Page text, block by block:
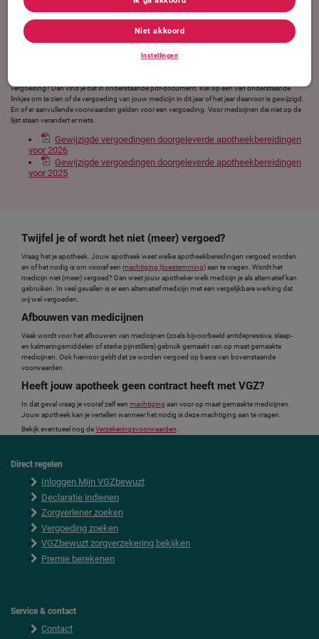
Je apotheker laat je weten of deze medicijnen worden vergoed. De apotheker beoordeelt dit aan
de hand van richtlijnen en geldende wet- en regelgeving.
Vergoeding doorgeleverde bereidingen
Alle zorgverzekeraars bepalen samen in overleg met artsen, patiëntenorganisaties en apothekers
vergoeding? Dan vind je dat in onderstaande pdf-document. Klik op een van onderstaande
linkjes om te zien of de vergoeding van jouw medicijn in dit jaar of het jaar daarvoor is gewijzigd.
En of er aanvullende voorwaarden gelden voor een vergoeding. Voor medicijnen die niet op de
lijst staan verandert er niets.
Gewijzigde vergoedingen doorgeleverde apotheekbereidingen
voor 2026
Gewijzigde vergoedingen doorgeleverde apotheekbereidingen
voor 2025
Twijfel je of wordt het niet (meer) vergoed?
Vraag het je apotheek. Jouw apotheek weet welke apotheekbereidingen vergoed worden
en of het nodig is om vooraf een machtiging (toestemming)aan te vragen. Wordt het
medicijn niet (meer) vergoed? Dan weet jouw apotheker welk medicijn je als alternatief kan
gebruiken. In veel gevallen is er een alternatief medicijn met een vergelijkbare werking dat
wij wel vergoeden.
Afbouwen van medicijnen
Vaak wordt voor het afbouwen van medicijnen (zoals bijvoorbeeld antidepressiva, slaap-
en kalmeringsmiddelen of sterke pijnstillers) gebruik gemaakt van op maat gemaakte
medicijnen. Ook hiervoor geldt dat ze worden vergoed op basis van bovenstaande
voorwaarden.
Heeft jouw apotheek geen contract heeft met VGZ?
In dat geval vraag je vooraf zelf een machtiging aan voor op maat gemaakte medicijnen.
Jouw apotheek kan je vertellen wanneer het nodig is deze machtiging aan te vragen.
Bekijk eventueel nog deVerzekeringsvoorwaarden.
Direct regelen
Inloggen Mijn VGZbewuzt
Declaratie indienen
Zorgverlener zoeken
Vergoeding zoeken
VGZbewuzt zorgverzekering bekijken
Premie berekenen
Service & contact
Contact
Instellingen
Niet akkoord